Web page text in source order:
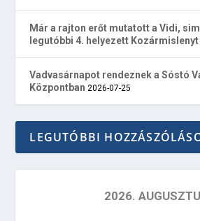
Már a rajton erőt mutatott a Vidi,
legutóbbi 4. helyezett Kozármislenyt
Vadvasárnapot rendeznek a Sóstó
Központban 2026-07-25
LEGUTÓBBI
2026.